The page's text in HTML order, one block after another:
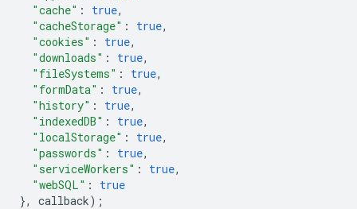
"cache" : true,
"cacheStorage" : true,
"cookies" : true,
"downloads" : true,
"fileSystems" : true,
"formData" : true,
"history" : true,
"indexedDB" : true,
"localStorage" : true,
"passwords" : true,
"serviceWorkers" : true,
"webSQL" :
true
},
callback);